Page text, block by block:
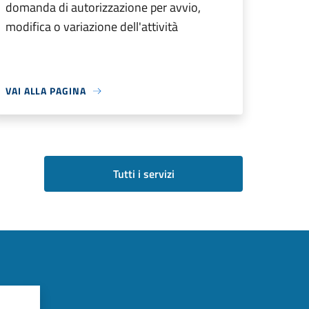
domanda di autorizzazione per avvio,
modifica o variazione dell'attività
VAI ALLA PAGINA
Tutti i servizi